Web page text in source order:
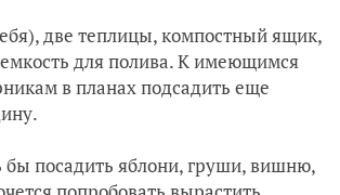
две теплицы, компостный ящик,
для полива. К имеющимся
в планах подсадить еще
бы посадить яблони, груши, вишню,